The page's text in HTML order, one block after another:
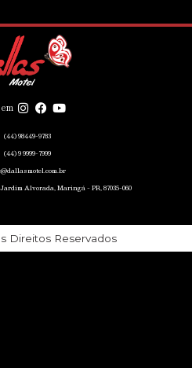
(44) 98449-9783
(44) 9 9999-7999
Alvorada, Maringá - PR, 87035-060
Direitos Reservados